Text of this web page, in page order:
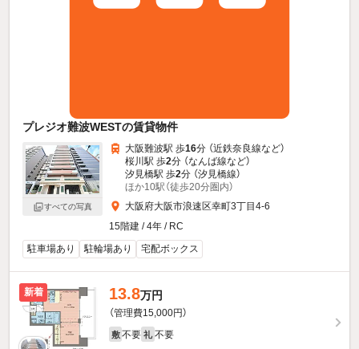
プレジオ難波WESTの賃貸物件
すべての写真
大阪難波駅 歩16分 （近鉄奈良線など）
桜川駅 歩2分 （なんば線など）
汐見橋駅 歩2分 （汐見橋線）
ほか10駅（徒歩20分圏内）
大阪府大阪市浪速区幸町3丁目4-6
15階建 / 4年 / RC
駐車場あり
駐輪場あり 宅配ボックス
新着 13.8万円
（管理費15,000円）
敷 不要 礼 不要